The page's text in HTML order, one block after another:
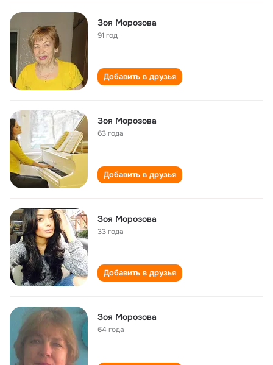
Зоя Морозова
91 год
Добавить в друзья
Зоя Морозова
63 года
Добавить в друзья
Зоя Морозова
33 года
Добавить в друзья
Зоя Морозова
64 года